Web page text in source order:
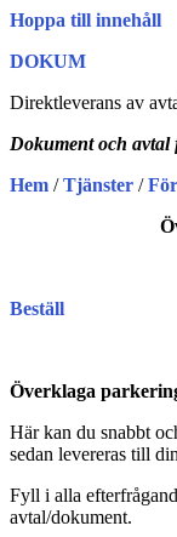
Hoppa till innehåll
DOKUM
Direktleverans av
Dokument och avtal
Hem /Tjänster /
Beställ
Överklaga
Här kan du snabbt
sedan levereras till
Fyll i alla
avtal/dokument.